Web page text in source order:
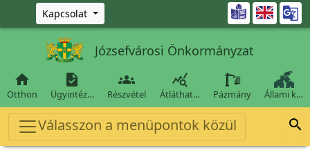
Ugrás a fő tartalomra
Kapcsolat 
Józsefvárosi Önkormányzat

Otthon

Ügyintéz…

Részvétel

Átláthat… Pázmány Állami k…
Válasszon a menüpontok közül 